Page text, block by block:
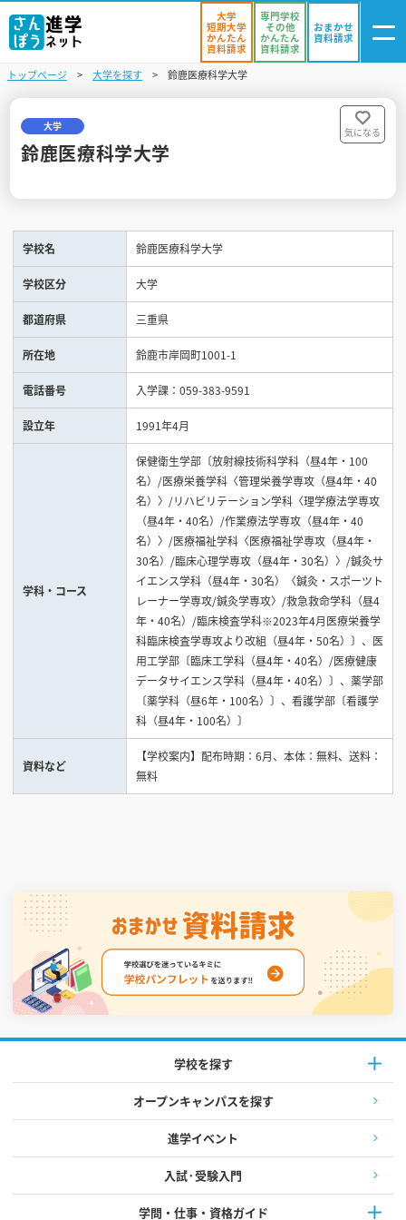
資料リスト
進学イベント
入試・受験入門
お役立ち情報
見学会WEB手引書
校内オンラインガイダンス
アンケートフォーム（学校用）
大学
短期大学
かんたん
資料請求
専門学校
その他
かんたん
資料請求
おまかせ
資料請求
トップページ 大学を探す 鈴鹿医療科学大学
大学
鈴鹿医療科学大学
気になる
学校名 鈴鹿医療科学大学
学校区分 大学
都道府県 三重県
所在地 鈴鹿市岸岡町1001-1
電話番号 入学課：059-383-9591
設立年 1991年4月
学科・コース
保健衛生学部〔放射線技術科学科（昼4年・100
名）/医療栄養学科〈管理栄養学専攻（昼4年・40
名）〉/リハビリテーション学科〈理学療法学専攻
（昼4年・40名）/作業療法学専攻（昼4年・40
名）〉/医療福祉学科〈医療福祉学専攻（昼4年・
30名）/臨床心理学専攻（昼4年・30名）〉/鍼灸サ
イエンス学科（昼4年・30名）〈鍼灸・スポーツト
レーナー学専攻/鍼灸学専攻〉/救急救命学科（昼4
年・40名）/臨床検査学科※2023年4月医療栄養学
科臨床検査学専攻より改組（昼4年・50名）〕、医
用工学部〔臨床工学科（昼4年・40名）/医療健康
データサイエンス学科（昼4年・40名）〕、薬学部
〔薬学科（昼6年・100名）〕、看護学部〔看護学
科（昼4年・100名）〕
資料など
【学校案内】配布時期：6月、本体：無料、送料：
無料
学校を探す
オープンキャンパスを探す
進学イベント
入試·受験入門
学問・仕事・資格ガイド